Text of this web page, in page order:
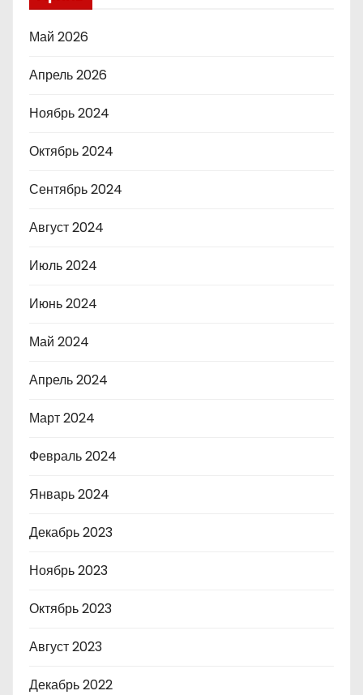
Май 2026
Апрель 2026
Ноябрь 2024
Октябрь 2024
Сентябрь 2024
Август 2024
Июль 2024
Июнь 2024
Май 2024
Апрель 2024
Март 2024
Февраль 2024
Январь 2024
Декабрь 2023
Ноябрь 2023
Октябрь 2023
Август 2023
Декабрь 2022